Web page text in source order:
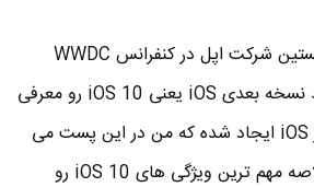
همونطور که در جریان هستین شرکت اپل در کنفرانس WWDC
2016 ویژگی های جدید نسخه بعدی iOS یعنی iOS 10 رو معرفی
کرده . تغییرات زیادی در iOS ایجاد شده که من در این پست می
خوام به صورت کاملا خلاصه مهم ترین ویژگی های iOS 10 رو